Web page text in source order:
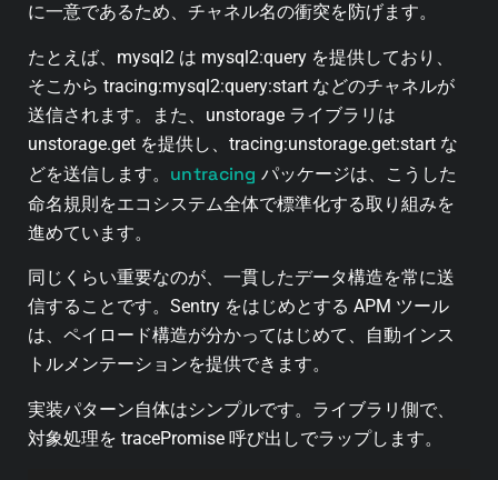
に一意であるため、チャネル名の衝突を防げます。
たとえば、mysql2 は mysql2:query を提供しており、
そこから tracing:mysql2:query:start などのチャネルが
送信されます。また、unstorage ライブラリは
unstorage.get を提供し、tracing:unstorage.get:start な
どを送信します。 untracing パッケージは、こうした
命名規則をエコシステム全体で標準化する取り組みを
進めています。
同じくらい重要なのが、一貫したデータ構造を常に送
信することです。Sentry をはじめとする APM ツール
は、ペイロード構造が分かってはじめて、自動インス
トルメンテーションを提供できます。
実装パターン自体はシンプルです。ライブラリ側で、
対象処理を tracePromise 呼び出しでラップします。